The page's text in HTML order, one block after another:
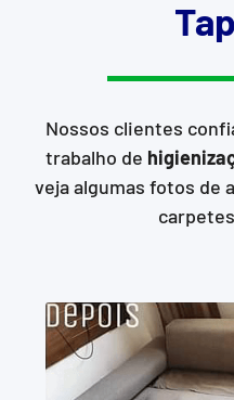
Nossos clientes
trabalho de
veja algumas fotos de